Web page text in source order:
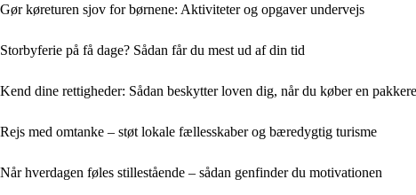
Gør køreturen sjov for børnene: Aktiviteter og opgaver undervejs
Storbyferie på få dage? Sådan får du mest ud af din tid
Kend dine rettigheder: Sådan beskytter loven dig, når du køber en
Rejs med omtanke – støt lokale fællesskaber og bæredygtig turisme
Når hverdagen føles stillestående – sådan genfinder du motivationen